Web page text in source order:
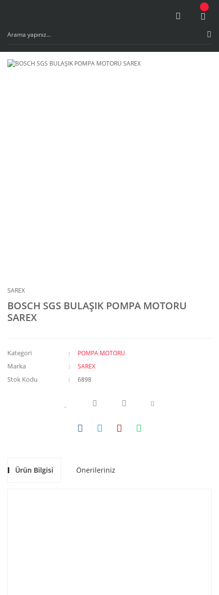
SAREX
BOSCH SGS BULAŞIK POMPA MOTORU
SAREX
Kategori POMPA MOTORU
Marka SAREX
Stok Kodu 6898
Ürün Bilgisi Önerileriniz